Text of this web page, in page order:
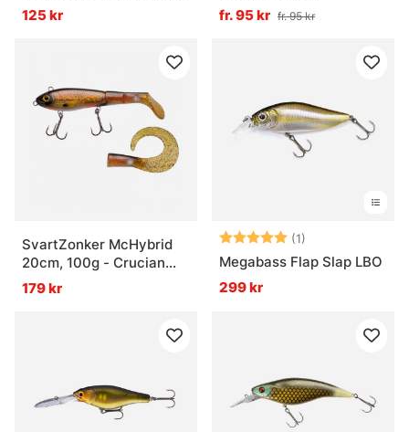
125 kr
fr. 95 kr fr. 95 kr
SvartZonker McHybrid
20cm, 100g - Crucian
Carp
179 kr
Betyg: (1)
Megabass Flap Slap LBO
299 kr